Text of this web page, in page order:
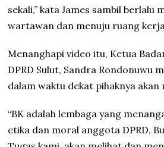
sekali,” kata James sambil berlalu
wartawan dan menuju ruang
Menanghapi video itu, Ketua
DPRD Sulut, Sandra Rondonuwu
dalam waktu dekat pihaknya akan
“BK adalah lembaga yang
etika dan moral anggota DPRD,